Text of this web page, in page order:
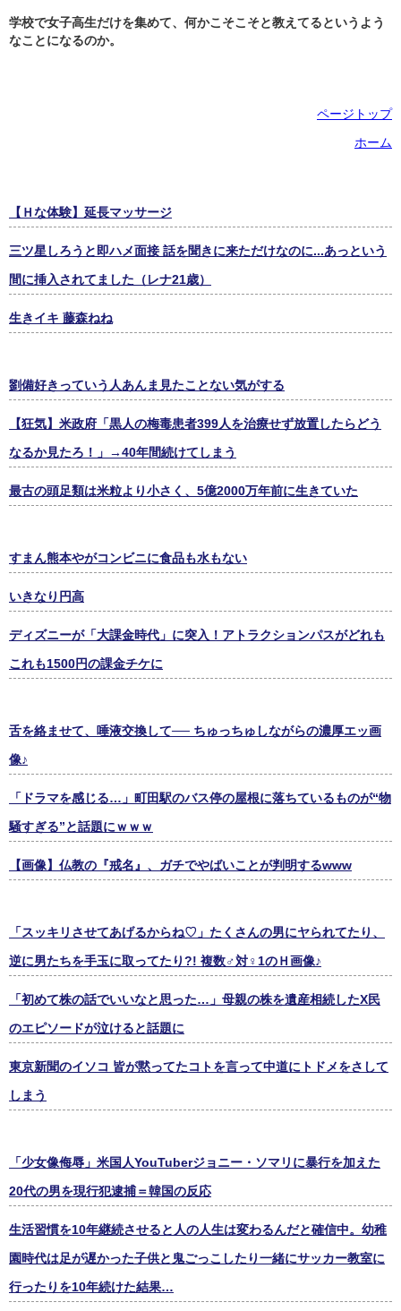
学校で女子高生だけを集めて、何かこそこそと教えてるというよう
なことになるのか。
ページトップ
ホーム
【Ｈな体験】延長マッサージ
三ツ星しろうと即ハメ面接 話を聞きに来ただけなのに...あっという
間に挿入されてました（レナ21歳）
生きイキ 藤森ねね
劉備好きっていう人あんま見たことない気がする
【狂気】米政府「黒人の梅毒患者399人を治療せず放置したらどう
なるか見たろ！」→40年間続けてしまう
最古の頭足類は米粒より小さく、5億2000万年前に生きていた
すまん熊本やがコンビニに食品も水もない
いきなり円高
ディズニーが「大課金時代」に突入！アトラクションパスがどれも
これも1500円の課金チケに
舌を絡ませて、唾液交換して── ちゅっちゅしながらの濃厚エッ画
像♪
「ドラマを感じる…」町田駅のバス停の屋根に落ちているものが“物
騒すぎる”と話題にｗｗｗ
【画像】仏教の『戒名』、ガチでやばいことが判明するwww
「スッキリさせてあげるからね♡」たくさんの男にヤられてたり、
逆に男たちを手玉に取ってたり?! 複数♂対♀1のＨ画像♪
「初めて株の話でいいなと思った…」母親の株を遺産相続したX民
のエピソードが泣けると話題に
東京新聞のイソコ 皆が黙ってたコトを言って中道にトドメをさして
しまう
「少女像侮辱」米国人YouTuberジョニー・ソマリに暴行を加えた
20代の男を現行犯逮捕＝韓国の反応
生活習慣を10年継続させると人の人生は変わるんだと確信中。幼稚
園時代は足が遅かった子供と鬼ごっこしたり一緒にサッカー教室に
行ったりを10年続けた結果…